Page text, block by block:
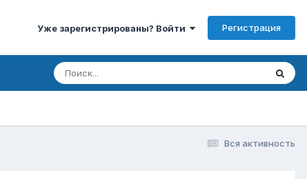
Уже зарегистрированы? Войти Регистрация
Вся активность